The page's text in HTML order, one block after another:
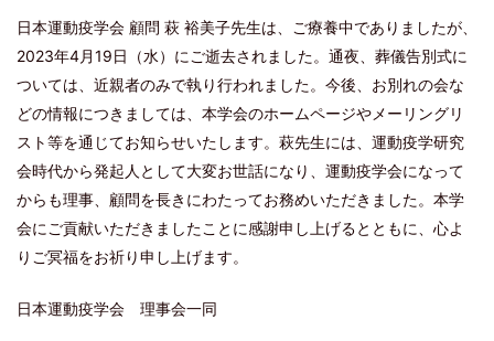
日本運動疫学会 顧問 萩 裕美子先生は、ご療養中でありましたが、
2023年4月19日（水）にご逝去されました。通夜、葬儀告別式に
ついては、近親者のみで執り行われました。今後、お別れの会な
どの情報につきましては、本学会のホームページやメーリングリ
スト等を通じてお知らせいたします。萩先生には、運動疫学研究
会時代から発起人として大変お世話になり、運動疫学会になって
からも理事、顧問を長きにわたってお務めいただきました。本学
会にご貢献いただきましたことに感謝申し上げるとともに、心よ
りご冥福をお祈り申し上げます。
日本運動疫学会 理事会一同